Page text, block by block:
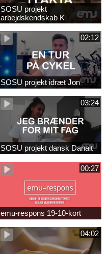
SOSU projekt
arbejdskendskab K
02:12
SOSU projekt idræt Jon
03:24
SOSU projekt dansk Danait
00:27
emu-respons 19-10-kort
04:02